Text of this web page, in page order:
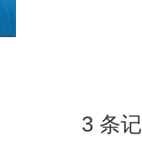
3 条